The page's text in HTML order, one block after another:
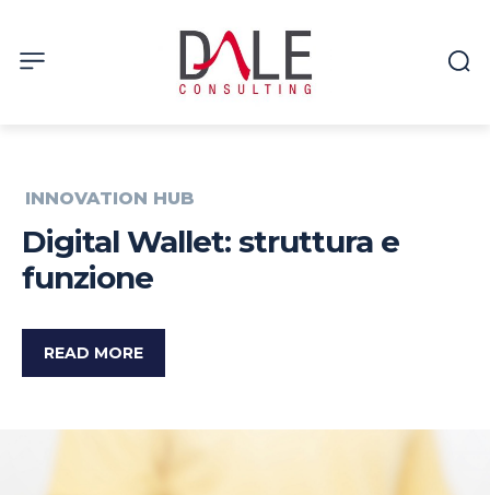
INNOVATION HUB
Digital Wallet: struttura e
funzione
READ MORE